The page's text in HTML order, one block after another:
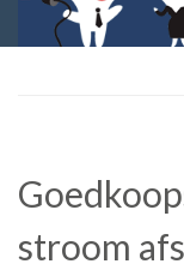
stroom